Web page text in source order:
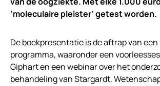
‘moleculaire pleister’ getest worden.
De boekpresentatie is de aftrap van
programma, waaronder een
Giphart en een webinar over het
behandeling van Stargardt.